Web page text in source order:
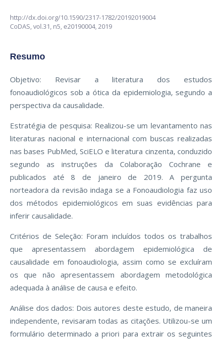
http://dx.doi.org/10.1590/2317-1782/20192019004
CoDAS,vol.31, n5, e20190004, 2019
Resumo
Objetivo: Revisar a literatura dos estudos
fonoaudiológicos sob a ótica da epidemiologia, segundo a
perspectiva da causalidade.
Estratégia de pesquisa: Realizou-se um levantamento nas
literaturas nacional e internacional com buscas realizadas
nas bases PubMed, SciELO e literatura cinzenta, conduzido
segundo as instruções da Colaboração Cochrane e
publicados até 8 de janeiro de 2019. A pergunta
norteadora da revisão indaga se a Fonoaudiologia faz uso
dos métodos epidemiológicos em suas evidências para
inferir causalidade.
Critérios de Seleção: Foram incluídos todos os trabalhos
que apresentassem abordagem epidemiológica de
causalidade em fonoaudiologia, assim como se excluíram
os que não apresentassem abordagem metodológica
adequada à análise de causa e efeito.
Análise dos dados: Dois autores deste estudo, de maneira
independente, revisaram todas as citações. Utilizou-se um
formulário determinado a priori para extrair os seguintes